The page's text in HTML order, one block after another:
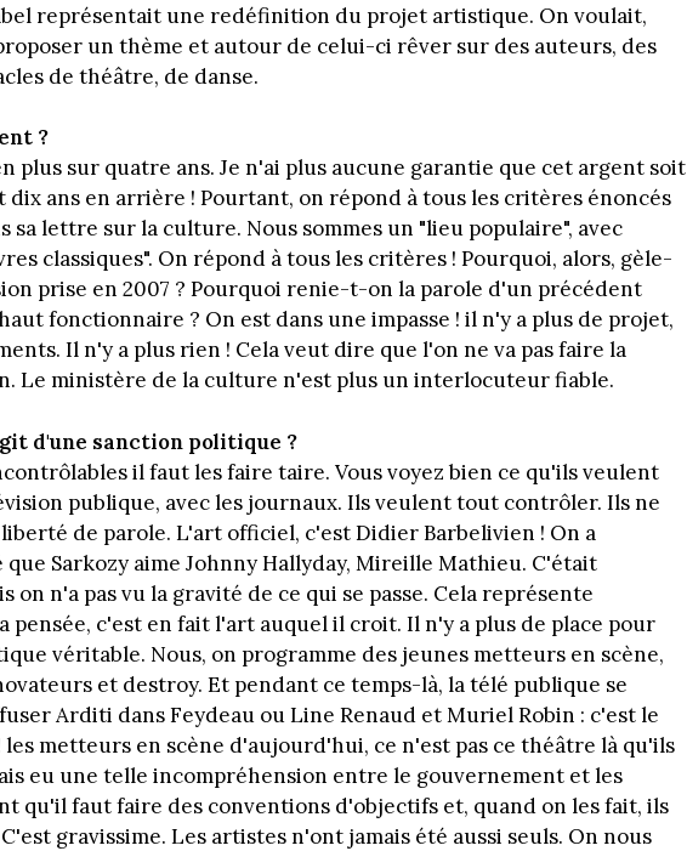
représentait une redéfinition du projet artistique. On voulait,
un thème et autour de celui-ci rêver sur des auteurs, des
de théâtre, de danse.
?
plus sur quatre ans. Je n'ai plus aucune garantie que cet argent soit
dix ans en arrière ! Pourtant, on répond à tous les critères énoncés
sa lettre sur la culture. Nous sommes un "lieu populaire", avec
classiques". On répond à tous les critères ! Pourquoi, alors, gèle-
prise en 2007 ? Pourquoi renie-t-on la parole d'un précédent
fonctionnaire ? On est dans une impasse ! il n'y a plus de projet,
Il n'y a plus rien ! Cela veut dire que l'on ne va pas faire la
Le ministère de la culture n'est plus un interlocuteur fiable.
d'une sanction politique ?
il faut les faire taire. Vous voyez bien ce qu'ils veulent
publique, avec les journaux. Ils veulent tout contrôler. Ils ne
de parole. L'art officiel, c'est Didier Barbelivien ! On a
Sarkozy aime Johnny Hallyday, Mireille Mathieu. C'était
on n'a pas vu la gravité de ce qui se passe. Cela représente
pensée, c'est en fait l'art auquel il croit. Il n'y a plus de place pour
véritable. Nous, on programme des jeunes metteurs en scène,
et destroy. Et pendant ce temps-là, la télé publique se
Arditi dans Feydeau ou Line Renaud et Muriel Robin : c'est le
metteurs en scène d'aujourd'hui, ce n'est pas ce théâtre là qu'ils
eu une telle incompréhension entre le gouvernement et les
qu'il faut faire des conventions d'objectifs et, quand on les fait, ils
gravissime. Les artistes n'ont jamais été aussi seuls. On nous